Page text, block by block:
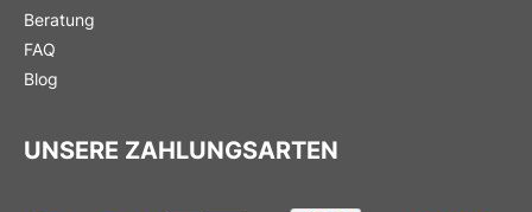
Beratung
FAQ
Blog
UNSERE ZAHLUNGSARTEN